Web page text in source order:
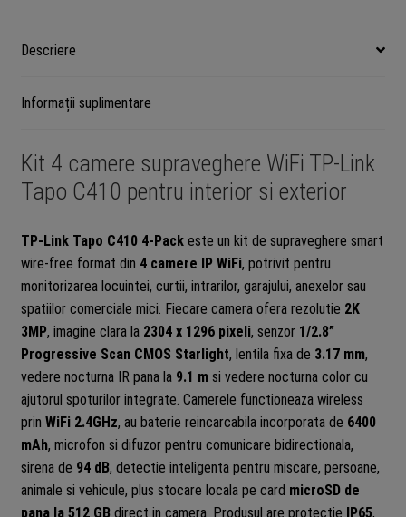
Descriere
Informații suplimentare
Kit 4 camere supraveghere WiFi TP-Link
Tapo C410 pentru interior si exterior
TP-Link Tapo C410 4-Packeste un kit de supraveghere smart
wire-free format din 4 camere IP WiFi, potrivit pentru
monitorizarea locuintei, curtii, intrarilor, garajului, anexelor sau
spatiilor comerciale mici. Fiecare camera ofera rezolutie 2K
3MP, imagine clara la 2304 x 1296 pixeli, senzor 1/2.8”
Progressive Scan CMOS Starlight, lentila fixa de 3.17 mm,
vedere nocturna IR pana la 9.1 msi vedere nocturna color cu
ajutorul spoturilor integrate. Camerele functioneaza wireless
prin WiFi 2.4GHz, au baterie reincarcabila incorporata de 6400
mAh, microfon si difuzor pentru comunicare bidirectionala,
sirena de 94 dB, detectie inteligenta pentru miscare, persoane,
animale si vehicule, plus stocare locala pe card microSD de
pana la 512 GBdirect in camera. Produsul are protectie IP65,